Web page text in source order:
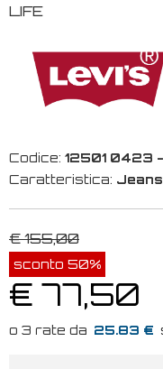
LIFE
Codice: 12501 0423
Caratteristica:
€ 155,00
sconto 50%
€ 77,50
25.83 €